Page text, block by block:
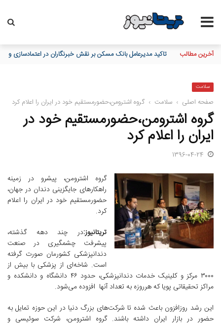
آخرین مطالب تاکید مدیرعامل بانک مسکن بر نقش خبرنگاران در اعتمادسازی و
سلامت
صفحه اصلی › سلامت › گروه اشترومن،حضورمستقیم خود در ایران را اعلام کرد
گروه اشترومن،حضورمستقیم خود در
ایران را اعلام کرد
1396-04-24
گروه اشترومن، پیشرو در زمینه
راهکارهای جایگزینی دندان در جهان،
حضورمستقیم خود در ایران را اعلام
کرد.
تریتانیوز:در چند دهه گذشته،
پیشرفت چشمگیری در صنعت
دندانپزشکی کشورمان صورت گرفته
است. شاخه‌ای از پزشکی با بیش از
۳۰۰۰ مرکز و کلینیک خدمات دندانپزشکی، حدود ۴۶ دانشگاه و دانشکده و
مراکز تحقیقاتی پویا که هرروزه به تعداد آنها افزوده می‌شود.
این رشد روزافزون باعث شده تا شرکت‌های بزرگ دنیا در این حوزه تمایل به
حضور در بازار ایران داشته باشند. گروه اشترومن، شرکت سوئیسی و